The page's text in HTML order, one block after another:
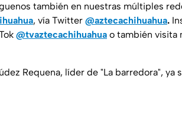
también en nuestras múltiples
, vía Twitter @aztecachihuahua.
@tvaztecachihuahua o también visita
Requena, líder de "La barredora", ya